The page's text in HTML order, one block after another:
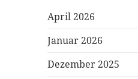
April 2026
Januar 2026
Dezember 2025